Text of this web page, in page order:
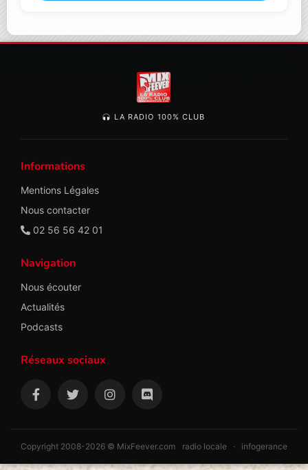
LA RADIO 100% CLUB
Informations
Mentions Légales
Nous contacter
02 56 56 42 01
Navigation
Nous écouter
Actualités
Podcasts
Réseaux sociaux
Copyright 2008-2026 © MixFeever.com radio locale · infogerance